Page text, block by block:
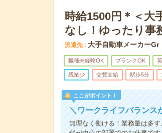
時給1500円＊＜大
なし！ゆったり事
派遣先 大手自動車メーカーGr
職種未経験OK ブランクOK
残業少 交費支給 駅歩5分
ここがポイント！
＼ワークライフバランス
無理なく働ける！業務量は多